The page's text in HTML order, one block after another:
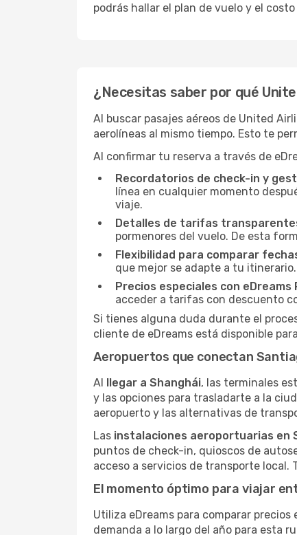
podrás hallar el plan de vuelo y el
¿Necesitas saber por qué
Al buscar pasajes aéreos de United
aerolíneas al mismo tiempo. Esto te
Al confirmar tu reserva a través de
Recordatorios de check-in y
línea en cualquier momento
viaje.
Detalles de tarifas
pormenores del vuelo. De esta
Flexibilidad para comparar
que mejor se adapte a tu
Precios especiales con eDreams
acceder a tarifas con descuento
Si tienes alguna duda durante el
cliente de eDreams está disponible
Aeropuertos que conectan
Al llegar a Shanghái, las terminales
y las opciones para trasladarte a la
aeropuerto y las alternativas de
Las instalaciones aeroportuarias en
puntos de check-in, quioscos de
acceso a servicios de transporte
El momento óptimo para viajar
Utiliza eDreams para comparar
demanda a lo largo del año para esta